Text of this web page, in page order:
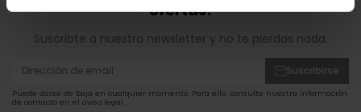
ofertas!
Suscribte a nuestra newsletter y no te pierdas nada.
Suscribirse
Puede darse de baja en cualquier momento. Para ello, consulte nuestra información
de contacto en el aviso legal.